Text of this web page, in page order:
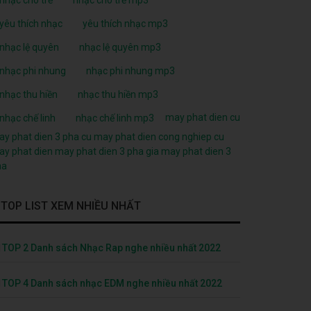
yêu thích nhạc yêu thích nhạc mp3
nhạc lệ quyên nhạc lệ quyên mp3
nhạc phi nhung nhạc phi nhung mp3
nhạc thu hiền nhạc thu hiền mp3
nhạc chế linh nhạc chế linh mp3
may phat dien cu
phat dien 3 pha cu may phat dien cong nghiep cu
phat dien may phat dien 3 pha gia may phat dien 3
TOP LIST XEM NHIỀU NHẤT
TOP 2 Danh sách Nhạc Rap nghe nhiều nhất 2022
TOP 4 Danh sách nhạc EDM nghe nhiều nhất 2022